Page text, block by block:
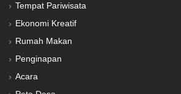
Tempat Pariwisata
Ekonomi Kreatif
Rumah Makan
Penginapan
Acara